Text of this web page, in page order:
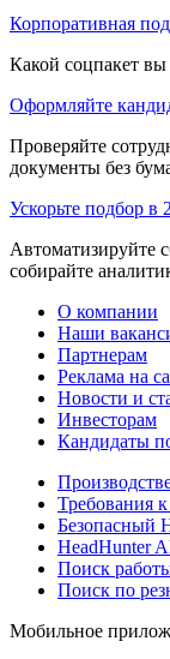
Корпоративная
Какой соцпакет
Оформляйте
Проверяйте
документы без
Ускорьте подбор в
Автоматизируйте
собирайте
О компании
Наши
Партнерам
Реклама на
Новости и
Инвесторам
Кандидаты
Требования
Безопасный
HeadHunter
Поиск
Поиск по
Мобильное